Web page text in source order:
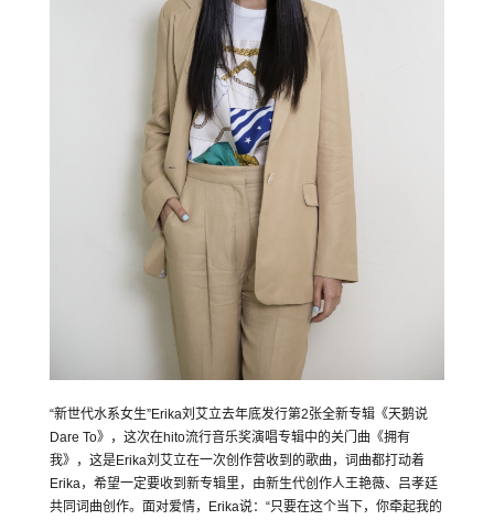
“新世代水系女生”Erika刘艾立去年底发行第2张全新专辑《天鹅说
Dare To》，这次在hito流行音乐奖演唱专辑中的关门曲《拥有
我》，这是Erika刘艾立在一次创作营收到的歌曲，词曲都打动着
Erika，希望一定要收到新专辑里，由新生代创作人王艳薇、吕孝廷
共同词曲创作。面对爱情，Erika说：“只要在这个当下，你牵起我的